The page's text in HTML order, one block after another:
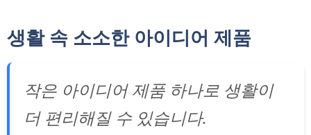
생활 속 소소한 아이디어 제품
작은 아이디어 제품 하나로 생활이
더 편리해질 수 있습니다.